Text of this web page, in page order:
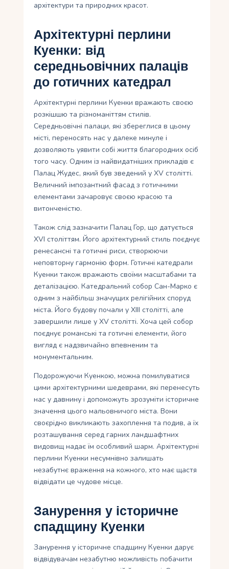
архітектури та природних красот.
Архітектурні перлини
Куенки: від
середньовічних палаців
до готичних катедрал
Архітектурні перлини Куенки вражають своєю
розкішшю та різноманіттям стилів.
Середньовічні палаци, які збереглися в цьому
місті, переносять нас у далеке минуле і
дозволяють уявити собі життя благородних осіб
того часу. Одним із найвидатніших прикладів є
Палац Жудес, який був зведений у XV столітті.
Величний імпозантний фасад з готичними
елементами зачаровує своєю красою та
витонченістю.
Також слід зазначити Палац Гор, що датується
XVI століттям. Його архітектурний стиль поєднує
ренесансні та готичні риси, створюючи
неповторну гармонію форм. Готичні катедрали
Куенки також вражають своїми масштабами та
деталізацією. Катедральний собор Сан-Марко є
одним з найбільш значущих релігійних споруд
міста. Його будову почали у XIII столітті, але
завершили лише у XV столітті. Хоча цей собор
поєднує романські та готичні елементи, його
вигляд є надзвичайно впевненим та
монументальним.
Подорожуючи Куенкою, можна помилуватися
цими архітектурними шедеврами, які перенесуть
нас у давнину і допоможуть зрозуміти історичне
значення цього мальовничого міста. Вони
своєрідно викликають захоплення та подив, а їх
розташування серед гарних ландшафтних
видовищ надає їм особливий шарм. Архітектурні
перлини Куенки несумнівно залишать
незабутнє враження на кожного, хто має щастя
відвідати це чудове місце.
Занурення у історичне
спадщину Куенки
Занурення у історичне спадщину Куенки дарує
відвідувачам незабутню можливість побачити